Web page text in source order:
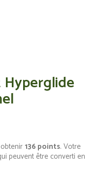
136 points. Votre
peuvent être converti en